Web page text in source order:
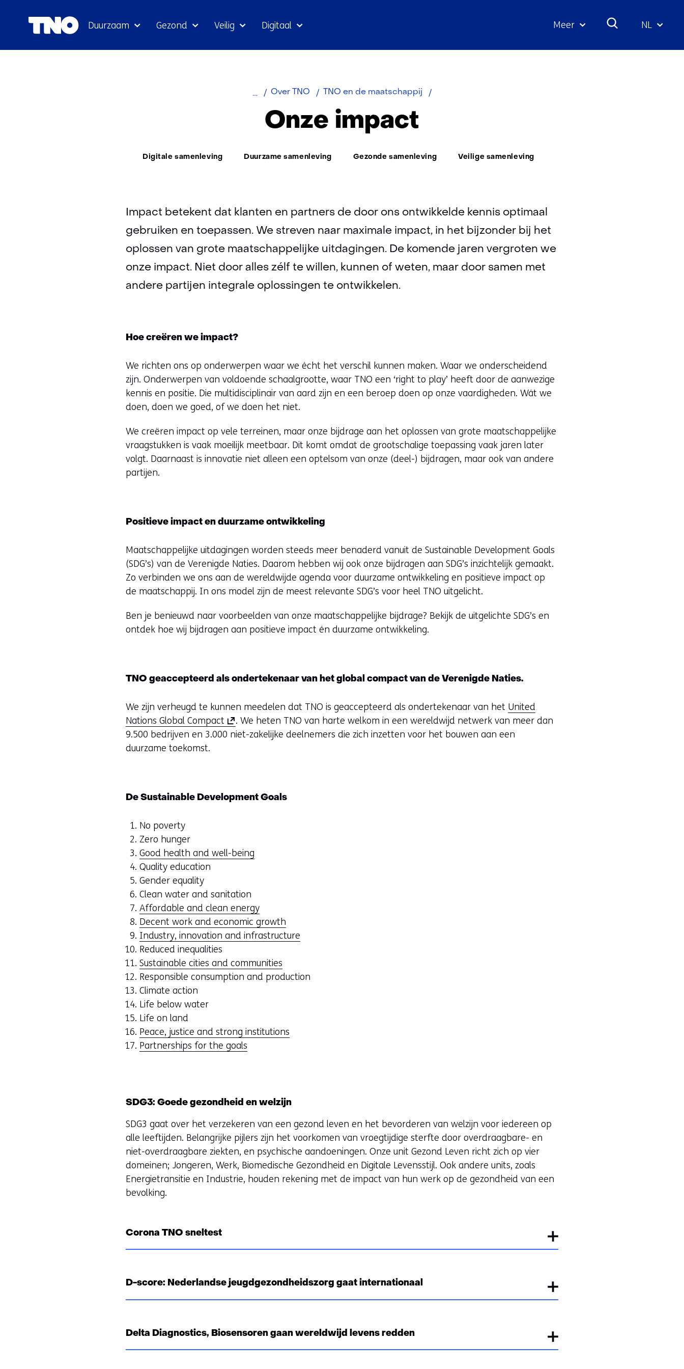
Duurzaam Gezond Veilig Digitaal Meer NL
Over TNO TNO en de maatschappij
Onze
Onze impact
Thema:
Digitale samenleving Duurzame samenleving Gezonde samenleving Veilige samenleving
Impact betekent dat klanten en partners de door ons ontwikkelde kennis optimaal
gebruiken en toepassen. We streven naar maximale impact, in het bijzonder bij het
oplossen van grote maatschappelijke uitdagingen. De komende jaren vergroten we
onze impact. Niet door alles zélf te willen, kunnen of weten, maar door samen met
andere partijen integrale oplossingen te ontwikkelen.
Hoe creëren we impact?
We richten ons op onderwerpen waar we écht het verschil kunnen maken. Waar we onderscheidend
zijn. Onderwerpen van voldoende schaalgrootte, waar TNO een ‘right to play’ heeft door de aanwezige
kennis en positie. Die multidisciplinair van aard zijn en een beroep doen op onze vaardigheden. Wát we
doen, doen we goed, of we doen het niet.
We creëren impact op vele terreinen, maar onze bijdrage aan het oplossen van grote maatschappelijke
vraagstukken is vaak moeilijk meetbaar. Dit komt omdat de grootschalige toepassing vaak jaren later
volgt. Daarnaast is innovatie niet alleen een optelsom van onze (deel-) bijdragen, maar ook van andere
partijen.
Positieve impact en duurzame ontwikkeling
Maatschappelijke uitdagingen worden steeds meer benaderd vanuit de Sustainable Development Goals
(SDG’s) van de Verenigde Naties. Daarom hebben wij ook onze bijdragen aan SDG’s inzichtelijk gemaakt.
Zo verbinden we ons aan de wereldwijde agenda voor duurzame ontwikkeling en positieve impact op
de maatschappij. In ons model zijn de meest relevante SDG’s voor heel TNO uitgelicht.
Ben je benieuwd naar voorbeelden van onze maatschappelijke bijdrage? Bekijk de uitgelichte SDG’s en
ontdek hoe wij bijdragen aan positieve impact én duurzame ontwikkeling.
TNO geaccepteerd als ondertekenaar van het global compact van de Verenigde Naties.
We zijn verheugd te kunnen meedelen dat TNO is geaccepteerd als ondertekenaar van het United
Nations Global Compact
o
i
e
v
e
n
s
e
r
e
r
s
a
a
r
e
b
s
. We heten TNO van harte welkom in een wereldwijd netwerk van meer dan
9.500 bedrijven en 3.000 niet-zakelijke deelnemers die zich inzetten voor het bouwen aan een
duurzame toekomst.
De Sustainable Development Goals
No poverty
Zero hunger
Good health and well-being
Quality education
Gender equality
Clean water and sanitation
Affordable and clean energy
Decent work and economic growth
Industry, innovation and infrastructure
Reduced inequalities
Sustainable cities and communities
Responsible consumption and production
Climate action
Life below water
Life on land
Peace, justice and strong institutions
Partnerships for the goals
SDG3: Goede gezondheid en welzijn
SDG3 gaat over het verzekeren van een gezond leven en het bevorderen van welzijn voor iedereen op
alle leeftijden. Belangrijke pijlers zijn het voorkomen van vroegtijdige sterfte door overdraagbare- en
niet-overdraagbare ziekten, en psychische aandoeningen. Onze unit Gezond Leven richt zich op vier
domeinen; Jongeren, Werk, Biomedische Gezondheid en Digitale Levensstijl. Ook andere units, zoals
Energietransitie en Industrie, houden rekening met de impact van hun werk op de gezondheid van een
bevolking.
Corona TNO sneltest
D-score: Nederlandse jeugdgezondheidszorg gaat internationaal
Delta Diagnostics, Biosensoren gaan wereldwijd levens redden